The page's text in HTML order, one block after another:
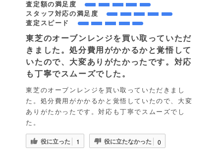
査定額の満足度
スタッフ対応の満足度
査定スピード
東芝のオーブンレンジを買い取っていただ
きました。処分費用がかかるかと覚悟して
いたので、大変ありがたかったです。対応
も丁寧でスムーズでした。
東芝のオーブンレンジを買い取っていただきまし
た。処分費用がかかるかと覚悟していたので、大変
ありがたかったです。対応も丁寧でスムーズでし
た。
役に立った 1 役に立たなかった 0